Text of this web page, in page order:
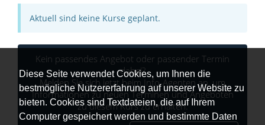
Diese Seite verwendet Cookies, um Ihnen die
bestmögliche Nutzererfahrung auf unserer Website zu
bieten. Cookies sind Textdateien, die auf Ihrem
Computer gespeichert werden und bestimmte Daten
Aktuell sind keine Kurse geplant.
Kein passendes Angebot oder passender Termin
dabei?
Melden Sie sich jetzt beim Info-Agenten an, um
Informationen zu neuen Terminen und Angeboten
zu diesem Kurs zu erhalten.